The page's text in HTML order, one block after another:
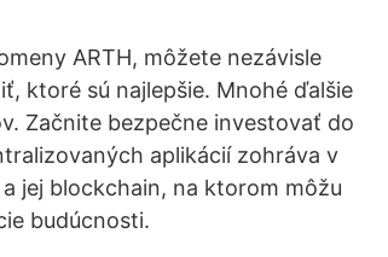
ARTH, môžete nezávisle
ktoré sú najlepšie. Mnohé ďalšie
Začnite bezpečne investovať do
aplikácií zohráva v
jej blockchain, na ktorom môžu
budúcnosti.